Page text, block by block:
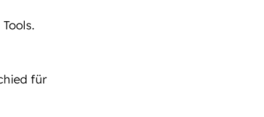
für